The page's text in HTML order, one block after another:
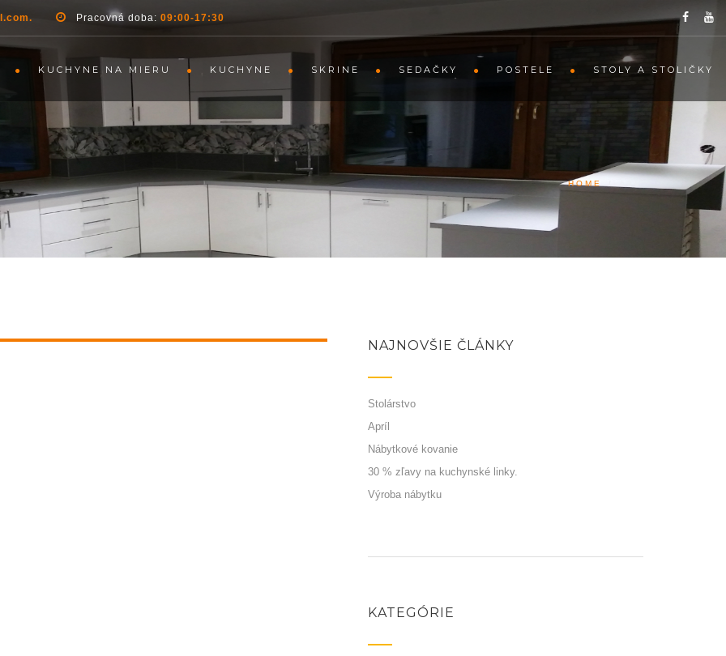
Pracovná doba: 09:00-17:30
KUCHYNE NA MIERU KUCHYNE SKRINE SEDAČKY POSTELE STOLY A STOLIČKY
HOME
NAJNOVŠIE ČLÁNKY
Stolárstvo
Apríl
Nábytkové kovanie
30 % zľavy na kuchynské linky.
Výroba nábytku
KATEGÓRIE